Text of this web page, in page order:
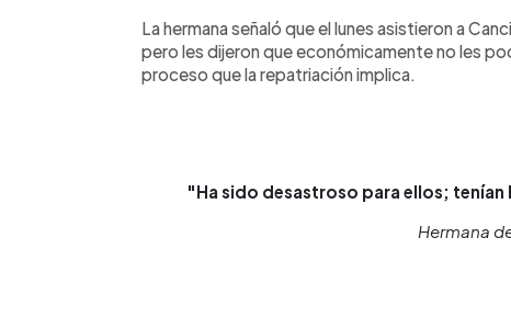
La hermana señaló que el lunes asistieron a
pero les dijeron que económicamente no les
proceso que la repatriación implica.
"Ha sido desastroso para ellos; tenían
Hermana